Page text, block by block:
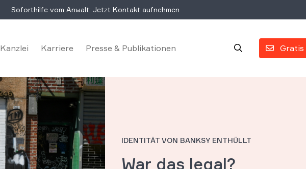
Soforthilfe vom Anwalt: Jetzt Kontakt aufnehmen
Gratis
Kanzlei Karriere Presse & Publikationen
IDENTITÄT VON BANKSY ENTHÜLLT
War das legal?